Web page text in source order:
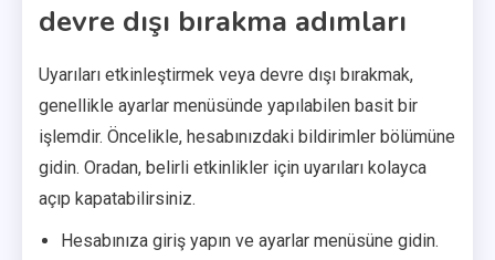
devre dışı bırakma adımları
Uyarıları etkinleştirmek veya devre dışı bırakmak,
genellikle ayarlar menüsünde yapılabilen basit bir
işlemdir. Öncelikle, hesabınızdaki bildirimler bölümüne
gidin. Oradan, belirli etkinlikler için uyarıları kolayca
açıp kapatabilirsiniz.
Hesabınıza giriş yapın ve ayarlar menüsüne gidin.